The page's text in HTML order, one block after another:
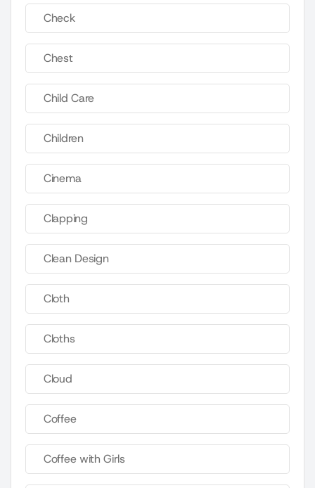
Check
Chest
Child Care
Children
Cinema
Clapping
Clean Design
Cloth
Cloths
Cloud
Coffee
Coffee with Girls